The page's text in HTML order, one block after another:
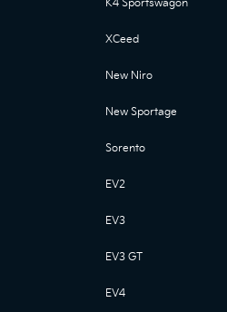
K4 Sportswagon
XCeed
New Niro
New Sportage
Sorento
EV2
EV3
EV3 GT
EV4